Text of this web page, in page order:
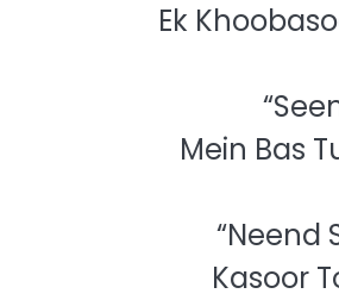
Ek
Mein Bas
“Neend
Kasoor